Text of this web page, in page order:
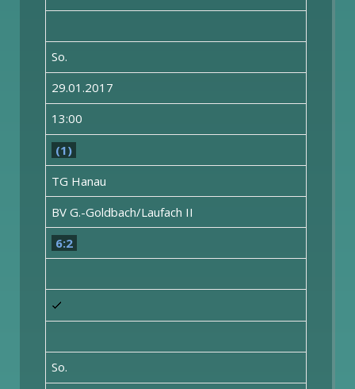
So.
29.01.2017
13:00
(1)
TG Hanau
BV G.-Goldbach/Laufach II
6:2
So.